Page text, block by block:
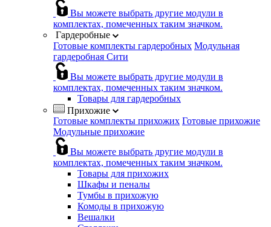
Вы можете выбрать другие модули в
комплектах, помеченных таким значком.
Гардеробные
Готовые комплекты гардеробных Модульная
гардеробная Сити
Вы можете выбрать другие модули в
комплектах, помеченных таким значком.
Товары для гардеробных
Прихожие
Готовые комплекты прихожих Готовые прихожие
Модульные прихожие
Вы можете выбрать другие модули в
комплектах, помеченных таким значком.
Товары для прихожих
Шкафы и пеналы
Тумбы в прихожую
Комоды в прихожую
Вешалки